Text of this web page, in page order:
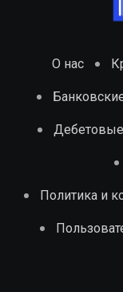
О нас
Дебетовые
Политика и